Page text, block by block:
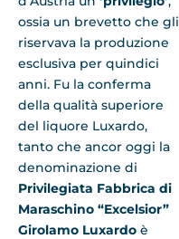
ossia un brevetto che gli
riservava la produzione
esclusiva per quindici
anni. Fu la conferma
della qualità superiore
del liquore Luxardo,
tanto che ancor oggi la
denominazione di
Privilegiata Fabbrica di
Maraschino “Excelsior”
Girolamo Luxardo è